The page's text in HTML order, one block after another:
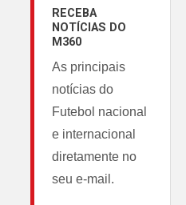
RECEBA
NOTÍCIAS DO
M360
As principais
notícias do
Futebol nacional
e internacional
diretamente no
seu e-mail.